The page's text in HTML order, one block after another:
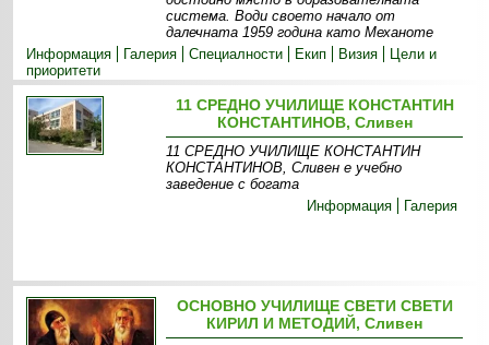
система. Води своето начало от
далечната 1959 година като Механоте
Информация
Галерия Специалности Екип Визия
Цели и
приоритети
11 СРЕДНО УЧИЛИЩЕ КОНСТАНТИН
КОНСТАНТИНОВ, Сливен
11 СРЕДНО УЧИЛИЩЕ КОНСТАНТИН
КОНСТАНТИНОВ, Сливен е учебно
заведение с богата
Информация
Галерия
ОСНОВНО УЧИЛИЩЕ СВЕТИ СВЕТИ
КИРИЛ И МЕТОДИЙ, Сливен